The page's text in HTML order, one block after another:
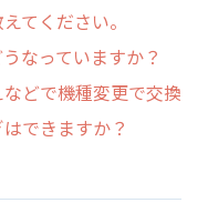
てください。
なっていますか？
どで機種変更で交換
できますか？